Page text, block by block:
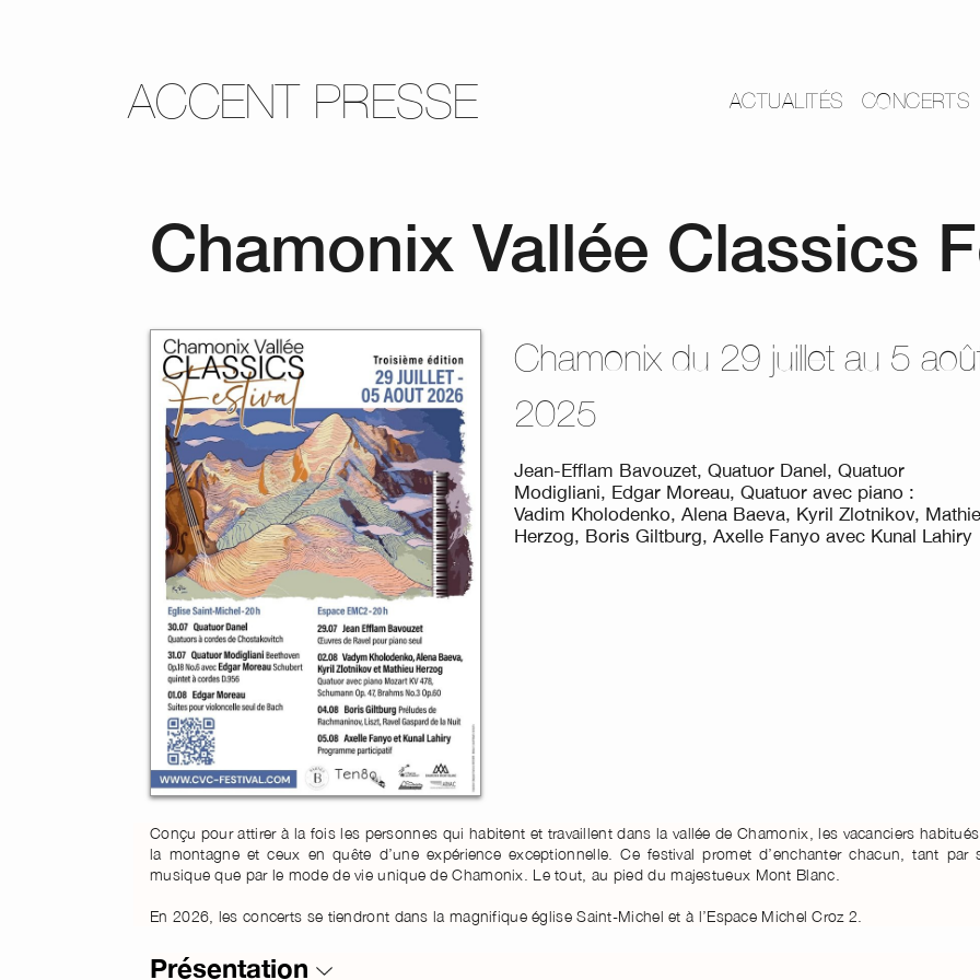
ACCENT PRESSE ACTUALITÉS CONCERTS
Chamonix Vallée Classics
Chamonix du 29 juillet au 5
2025
Jean-Efflam Bavouzet, Quatuor Danel, Quatuor
Modigliani, Edgar Moreau, Quatuor avec piano :
Vadim Kholodenko, Alena Baeva, Kyril Zlotnikov,
Herzog, Boris Giltburg, Axelle Fanyo avec Kunal Lahiry
Conçu pour attirer à la fois les personnes qui habitent et travaillent dans la vallée de Chamonix, les vacanciers
la montagne et ceux en quête d’une expérience exceptionnelle. Ce festival promet d’enchanter chacun, tant par
musique que par le mode de vie unique de Chamonix. Le tout, au pied du majestueux Mont Blanc.
En 2026, les concerts se tiendront dans la magnifique église Saint-Michel et à l’Espace Michel Croz 2.
Présentation